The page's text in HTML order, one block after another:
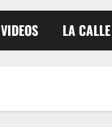
VIDEOS LA CALLE